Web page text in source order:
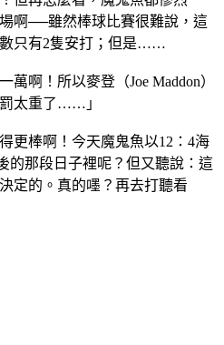
啊──雖然棒球比賽很難說，這
數只有2隻安打；但是……
啊！所以麥登（Joe Maddon）
太重了……」
更棒啊！今天魔鬼魚以12：4海
的那段日子裡呢？但又聽說：這
定的。真的嚜？再去打聽看